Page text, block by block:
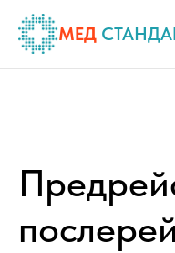
МЕД